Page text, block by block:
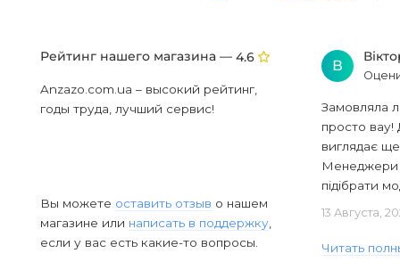
Рейтинг нашего магазина — 4.6
Anzazo.com.ua – высокий рейтинг,
годы труда, лучший сервис!
Вы можете оставить отзыв о нашем
магазине или написать в поддержку
если у вас есть какие-то вопросы.
В
Замовляла
просто вау!
виглядає
Менеджери
підібрати
13 Августа,
Читать